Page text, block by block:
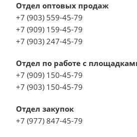
Отдел оптовых продаж
+7 (903) 559-45-79
+7 (909) 159-45-79
+7 (903) 247-45-79
Отдел по работе с
+7 (909) 150-45-79
+7 (903) 150-45-79
Отдел закупок
+7 (977) 847-45-79